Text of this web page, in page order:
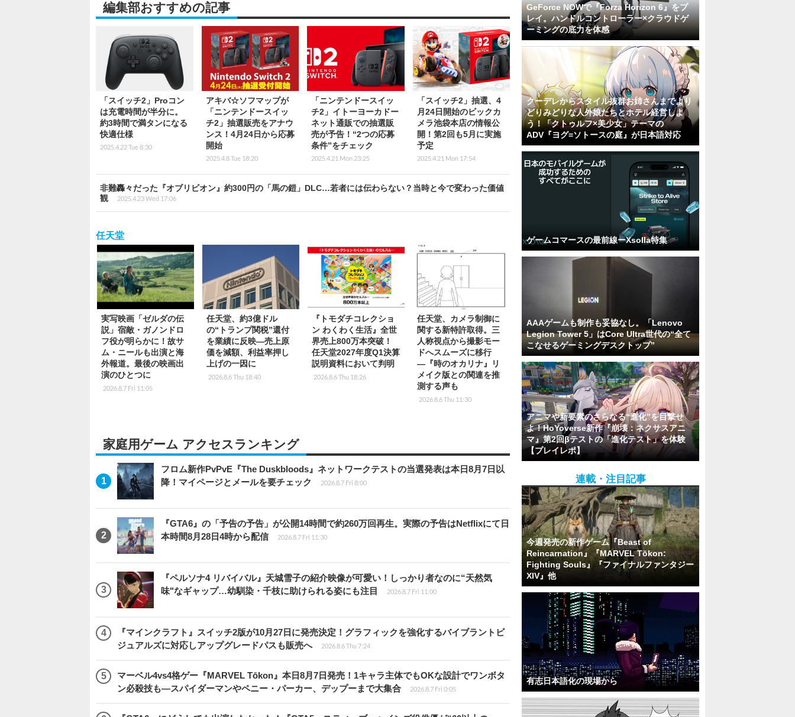
編集部おすすめの記事
「スイッチ2」Proコン
は充電時間が半分に。
約3時間で満タンになる
快適仕様
2025.4.22 Tue 8:30
アキバ☆ソフマップが
「ニンテンドースイッ
チ2」抽選販売をアナウ
ンス！4月24日から応募
開始
2025.4.8 Tue 18:20
「ニンテンドースイッ
チ2」イトーヨーカドー
ネット通販での抽選販
売が予告！“2つの応募
条件”をチェック
2025.4.21 Mon 23:25
「スイッチ2」抽選、4
月24日開始のビックカ
メラ池袋本店の情報公
開！第2回も5月に実施
予定
2025.4.21 Mon 17:54
非難轟々だった『オブリビオン』約300円の「馬の鎧」DLC…若者には伝わらない？当時と今で変わった価値
観
2025.4.23 Wed 17:06
任天堂
実写映画「ゼルダの伝
説」宿敵・ガノンドロ
フ役が明らかに！故サ
ム・ニールも出演と海
外報道。最後の映画出
演のひとつに
2026.8.7 Fri 11:05
任天堂、約3億ドル
の“トランプ関税”還付
を業績に反映―売上原
価を減額、利益率押し
上げの一因に
2026.8.6 Thu 18:40
『トモダチコレクショ
ン わくわく生活』全世
界売上800万本突破！
任天堂2027年度Q1決算
説明資料において判明
2026.8.6 Thu 18:26
任天堂、カメラ制御に
関する新特許取得。三
人称視点から撮影モー
ドへスムーズに移行
―『時のオカリナ』リ
メイク版との関連を推
測する声も
2026.8.6 Thu 11:30
家庭用ゲーム アクセスランキング
フロム新作PvPvE『The Duskbloods』ネットワークテストの当選発表は本日8月7日以
降！マイページとメールを要チェック
2026.8.7 Fri 8:00
『GTA6』の「予告の予告」が公開14時間で約260万回再生。実際の予告はNetflixにて日
本時間8月28日4時から配信
2026.8.7 Fri 11:30
『ペルソナ4 リバイバル』天城雪子の紹介映像が可愛い！しっかり者なのに“天然気
味"なギャップ…幼馴染・千枝に助けられる姿にも注目
2026.8.7 Fri 11:00
『マインクラフト』スイッチ2版が10月27日に発売決定！グラフィックを強化するバイブラントビ
ジュアルズに対応しアップグレードパスも販売へ
2026.8.6 Thu 7:24
マーベル4vs4格ゲー『MARVEL Tōkon』本日8月7日発売！1キャラ主体でもOKな設計でワンボタ
ン必殺技も―スパイダーマンやペニー・パーカー、デップーまで大集合
2026.8.7 Fri 0:05
GeForce NOWで『Forza Horizon 6』をプ
レイ。ハンドルコントローラー×クラウドゲ
ーミングの底力を体感
クーデレからスタイル抜群お姉さんまでより
どりみどりな人外娘たちとホテル経営しよ
う！「クトゥルフ×美少女」テーマの
ADV『ヨグ=ソトースの庭』が日本語対応
ゲームコマースの最前線ーXsolla特集
AAAゲームも制作も妥協なし。「Lenovo
Legion Tower 5」はCore Ultra世代の“全て
こなせるゲーミングデスクトップ”
アニマや新要素のさらなる“進化”を目撃せ
よ！HoYoverse新作『崩壊：ネクサスアニ
マ』第2回βテストの「進化テスト」を体験
【プレイレポ】
連載・注目記事
今週発売の新作ゲーム『Beast of
Reincarnation』『MARVEL Tōkon:
Fighting Souls』『ファイナルファンタジー
XIV』他
有志日本語化の現場から